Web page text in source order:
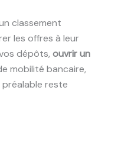
classement
les offres à leur
dépôts, ouvrir un
mobilité bancaire,
reste